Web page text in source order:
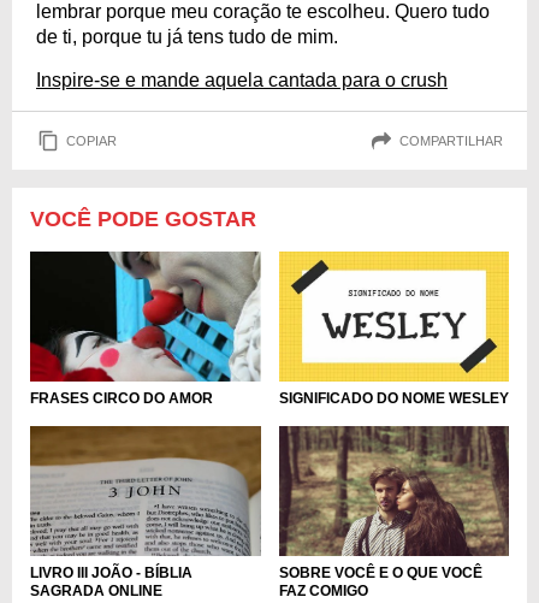
lembrar porque meu coração te escolheu. Quero tudo
de ti, porque tu já tens tudo de mim.
Inspire-se e mande aquela cantada para o crush
COPIAR COMPARTILHAR
VOCÊ PODE GOSTAR
FRASES CIRCO DO AMOR SIGNIFICADO DO NOME WESLEY
LIVRO III JOÃO - BÍBLIA
SAGRADA ONLINE
SOBRE VOCÊ E O QUE VOCÊ
FAZ COMIGO